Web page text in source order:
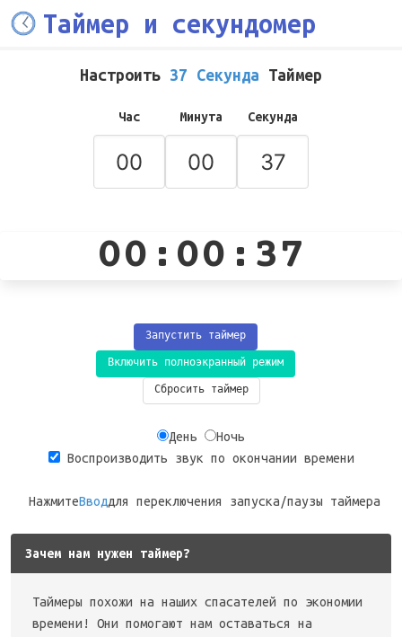
Таймер и секундомер
Настроить 37 Секунда Таймер
Час Минута Секунда
00:00:37
Запустить таймер
Включить полноэкранный режим
Сбросить таймер
День
Ночь
Воспроизводить звук по окончании времени
НажмитеВводдля переключения запуска/паузы таймера
Зачем нам нужен таймер?
Таймеры похожи на наших спасателей по экономии
времени! Они помогают нам оставаться на